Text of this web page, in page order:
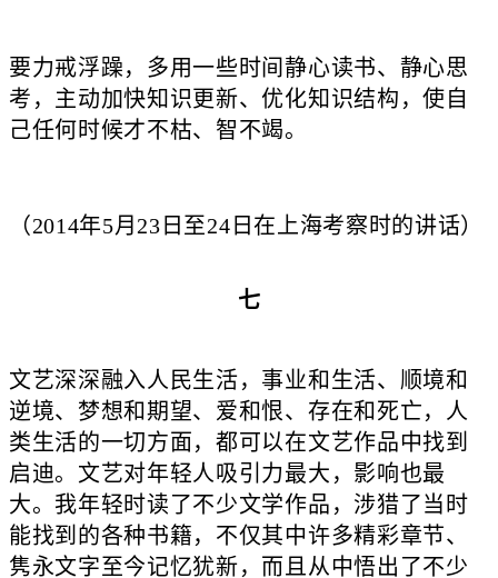
要力戒浮躁，多用一些时间静心读书、静心思
考，主动加快知识更新、优化知识结构，使自
己任何时候才不枯、智不竭。
（2014年5月23日至24日在上海考察时的讲话）
七
文艺深深融入人民生活，事业和生活、顺境和
逆境、梦想和期望、爱和恨、存在和死亡，人
类生活的一切方面，都可以在文艺作品中找到
启迪。文艺对年轻人吸引力最大，影响也最
大。我年轻时读了不少文学作品，涉猎了当时
能找到的各种书籍，不仅其中许多精彩章节、
隽永文字至今记忆犹新，而且从中悟出了不少